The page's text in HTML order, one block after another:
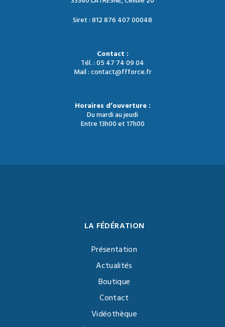
Siret : 812 876 407 00048
Contact :
Tél. : 05 47 74 09 04
Mail : contact@ffforce.fr
Horaires d’ouverture :
Du mardi au jeudi
Entre 13h00 et 17h00
LA FÉDÉRATION
Présentation
Actualités
Boutique
Contact
Vidéothèque